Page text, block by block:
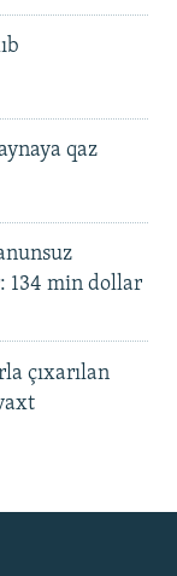
qaz
134 min dollar
çıxarılan